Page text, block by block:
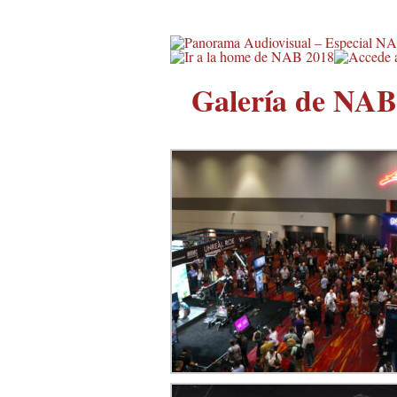
Galería de